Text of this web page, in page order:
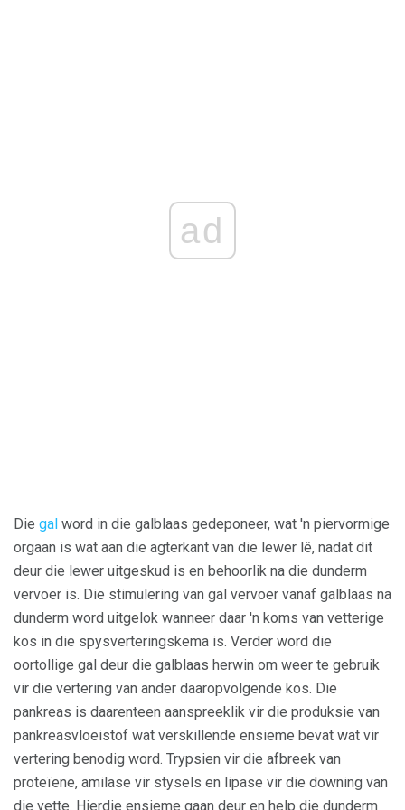
ad
Die gal word in die galblaas gedeponeer, wat 'n piervormige
orgaan is wat aan die agterkant van die lewer lê, nadat dit
deur die lewer uitgeskud is en behoorlik na die dunderm
vervoer is. Die stimulering van gal vervoer vanaf galblaas na
dunderm word uitgelok wanneer daar 'n koms van vetterige
kos in die spysverteringskema is. Verder word die
oortollige gal deur die galblaas herwin om weer te gebruik
vir die vertering van ander daaropvolgende kos. Die
pankreas is daarenteen aanspreeklik vir die produksie van
pankreasvloeistof wat verskillende ensieme bevat wat vir
vertering benodig word. Trypsien vir die afbreek van
proteïene, amilase vir stysels en lipase vir die downing van
die vette. Hierdie ensieme gaan deur en help die dunderm